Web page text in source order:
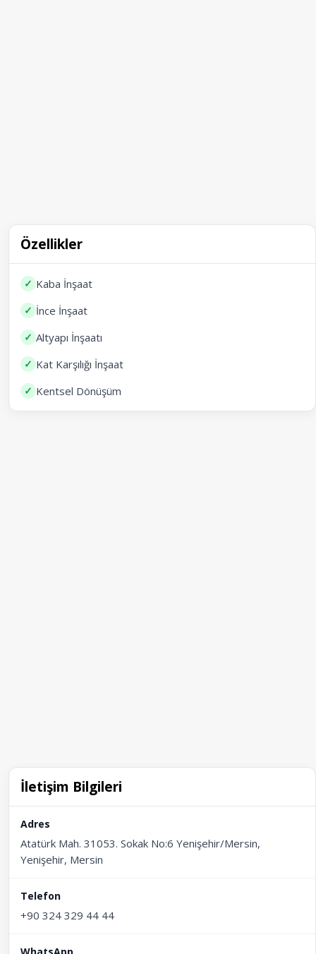
Özellikler
✓ Kaba İnşaat
✓ İnce İnşaat
✓ Altyapı İnşaatı
✓ Kat Karşılığı İnşaat
✓ Kentsel Dönüşüm
İletişim Bilgileri
Adres
Atatürk Mah. 31053. Sokak No:6 Yenişehir/Mersin,
Yenişehir, Mersin
Telefon
+90 324 329 44 44